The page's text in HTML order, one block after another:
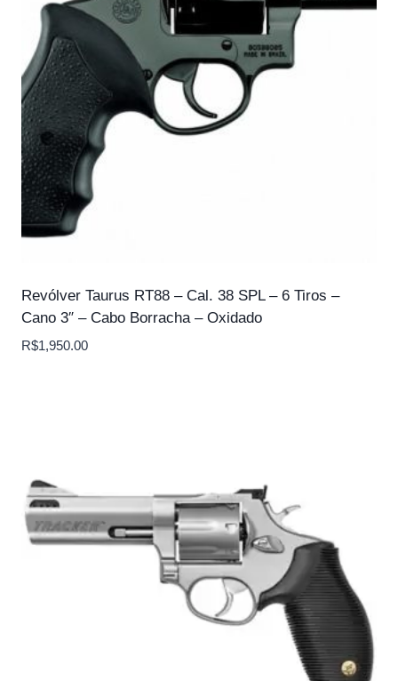
Revólver Taurus RT88 – Cal. 38 SPL – 6 Tiros –
Cano 3″ – Cabo Borracha – Oxidado
R$1,950.00